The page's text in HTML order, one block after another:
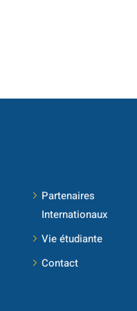
Partenaires
Internationaux
Vie étudiante
Contact